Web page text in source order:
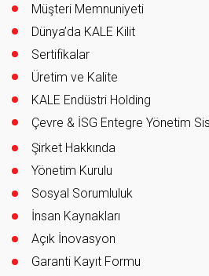
Müşteri Memnuniyeti
Dünya’da KALE Kilit
Sertifikalar
Üretim ve Kalite
KALE Endüstri Holding
Çevre & İSG Entegre Yönetim
Şirket Hakkında
Yönetim Kurulu
Sosyal Sorumluluk
İnsan Kaynakları
Açık İnovasyon
Garanti Kayıt Formu